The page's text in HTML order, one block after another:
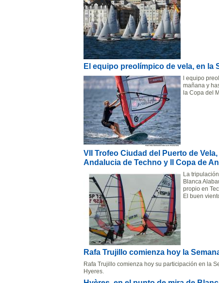
El equipo preolímpico de vela, en la
l equipo
mañana y
la Copa del
VII Trofeo Ciudad del Puerto de
Andalucia de Techno y II Copa de
La
Blanca
propio en
El buen
Rafa Trujillo comienza hoy la
Rafa Trujillo comienza hoy su participación en la
Hyeres.